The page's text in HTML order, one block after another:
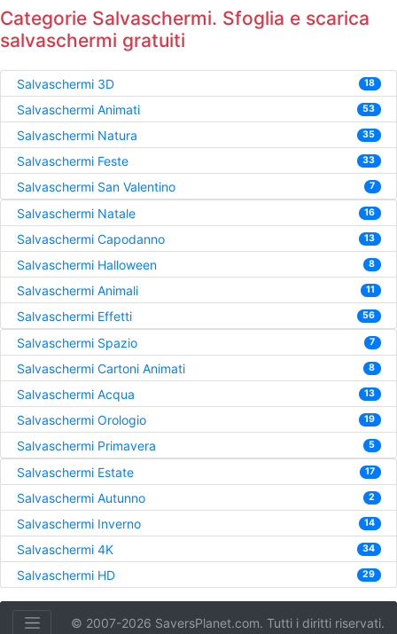
Categorie Salvaschermi. Sfoglia e scarica
salvaschermi gratuiti
Salvaschermi 3D 18
Salvaschermi Animati 53
Salvaschermi Natura 35
Salvaschermi Feste 33
Salvaschermi San Valentino 7
Salvaschermi Natale 16
Salvaschermi Capodanno 13
Salvaschermi Halloween 8
Salvaschermi Animali 11
Salvaschermi Effetti 56
Salvaschermi Spazio 7
Salvaschermi Cartoni Animati 8
Salvaschermi Acqua 13
Salvaschermi Orologio 19
Salvaschermi Primavera 5
Salvaschermi Estate 17
Salvaschermi Autunno 2
Salvaschermi Inverno 14
Salvaschermi 4K 34
Salvaschermi HD 29
© 2007-2026 SaversPlanet.com. Tutti i diritti riservati.